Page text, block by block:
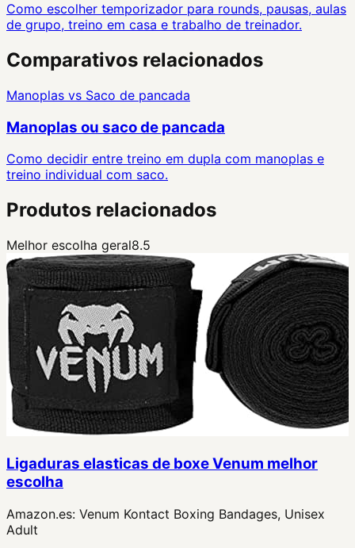
Como escolher temporizador para rounds, pausas, aulas
de grupo, treino em casa e trabalho de treinador.
Comparativos relacionados
Manoplas vs Saco de pancada
Manoplas ou saco de pancada
Como decidir entre treino em dupla com manoplas e
treino individual com saco.
Produtos relacionados
Melhor escolha geral8.5
Ligaduras elasticas de boxe Venum melhor
escolha
Amazon.es: Venum Kontact Boxing Bandages, Unisex
Adult